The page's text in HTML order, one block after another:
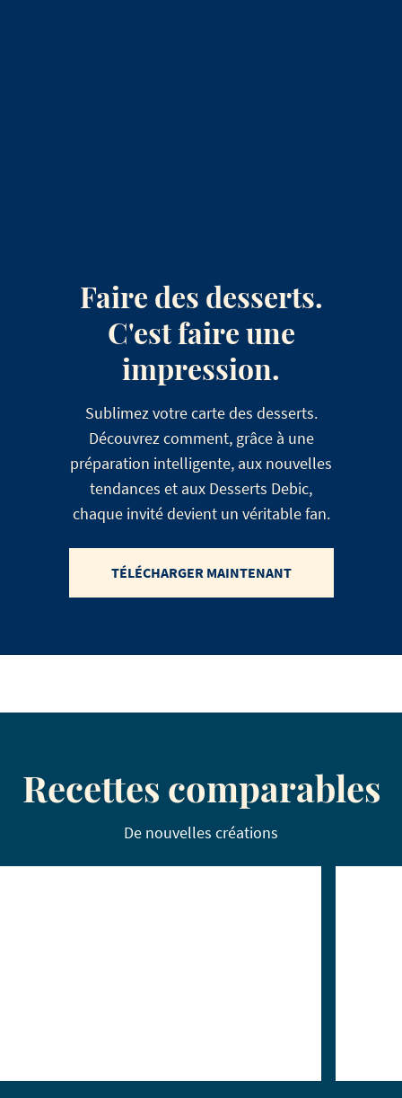
Faire des desserts.
C'est faire une
impression.
Sublimez votre carte des desserts.
Découvrez comment, grâce à une
préparation intelligente, aux nouvelles
tendances et aux Desserts Debic,
chaque invité devient un véritable fan.
TÉLÉCHARGER MAINTENANT
Recettes comparables
De nouvelles créations